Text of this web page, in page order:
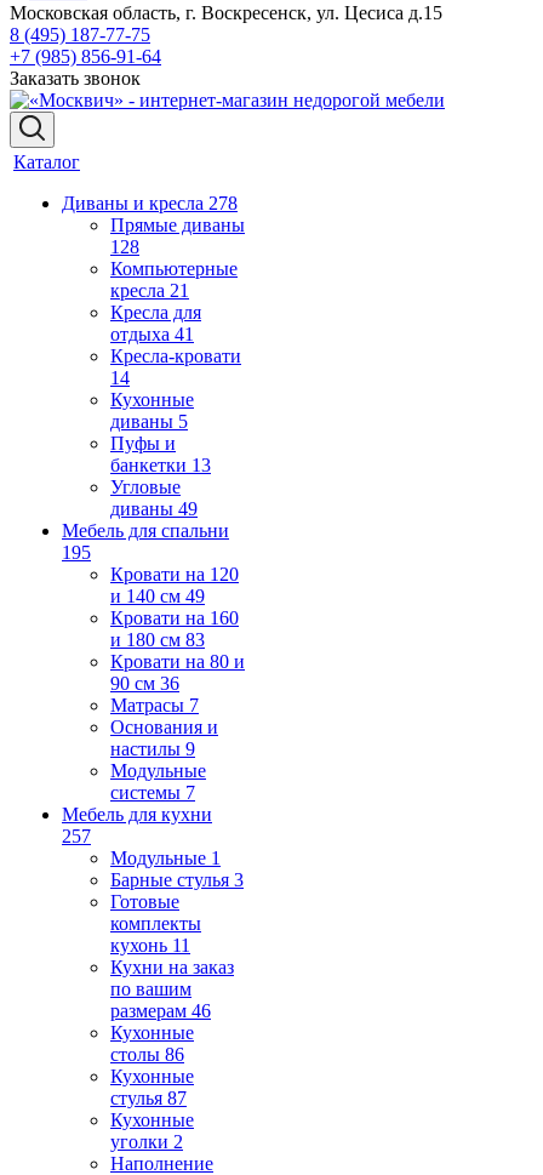
Московская область, г. Воскресенск, ул. Цесиса д.15
8 (495) 187-77-75
+7 (985) 856-91-64
Заказать звонок
Каталог
Диваны и кресла 278
Прямые диваны
128
Компьютерные
кресла 21
Кресла для
отдыха 41
Кресла-кровати
14
Кухонные
диваны 5
Пуфы и
банкетки 13
Угловые
диваны 49
Мебель для спальни
195
Кровати на 120
и 140 см 49
Кровати на 160
и 180 см 83
Кровати на 80 и
90 см 36
Матрасы 7
Основания и
настилы 9
Модульные
системы 7
Мебель для кухни
257
Модульные 1
Барные стулья 3
Готовые
комплекты
кухонь 11
Кухни на заказ
по вашим
размерам 46
Кухонные
столы 86
Кухонные
стулья 87
Кухонные
уголки 2
Наполнение